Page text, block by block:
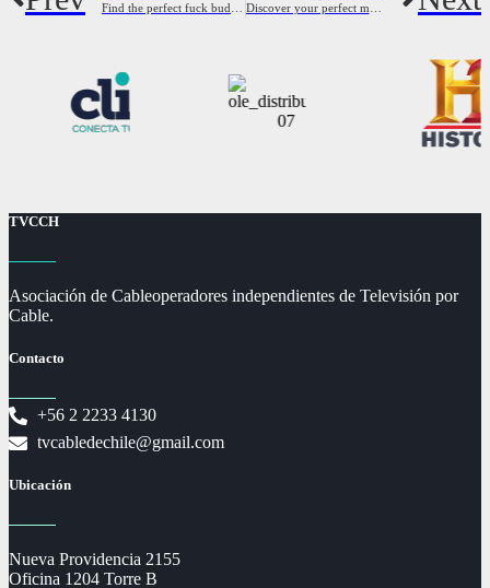
TVCCH
Asociación de Cableoperadores independientes de Televisión por
Cable.
Contacto
+56 2 2233 4130
tvcabledechile@gmail.com
Ubicación
Nueva Providencia 2155
Oficina 1204 Torre B